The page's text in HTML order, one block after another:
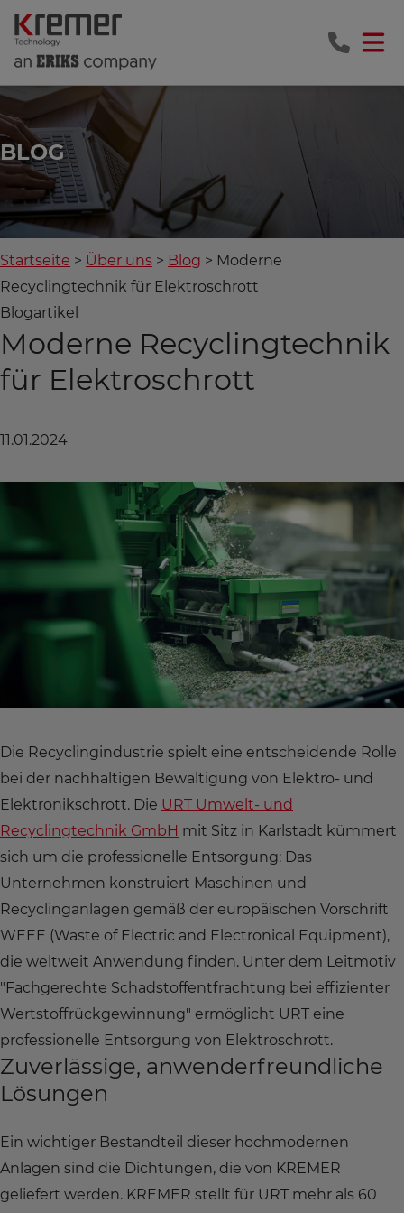
BLOG
Startseite Über uns Blog
Moderne
Recyclingtechnik für Elektroschrott
Blogartikel
Moderne Recyclingtechnik
für Elektroschrott
11.01.2024
Die Recyclingindustrie spielt eine entscheidende Rolle
bei der nachhaltigen Bewältigung von Elektro- und
Elektronikschrott. Die URT Umwelt- und
Recyclingtechnik GmbH mit Sitz in Karlstadt kümmert
sich um die professionelle Entsorgung: Das
Unternehmen konstruiert Maschinen und
Recyclinganlagen gemäß der europäischen Vorschrift
WEEE (Waste of Electric and Electronical Equipment),
die weltweit Anwendung finden. Unter dem Leitmotiv
"Fachgerechte Schadstoffentfrachtung bei effizienter
Wertstoffrückgewinnung" ermöglicht URT eine
professionelle Entsorgung von Elektroschrott.
Zuverlässige, anwenderfreundliche
Lösungen
Ein wichtiger Bestandteil dieser hochmodernen
Anlagen sind die Dichtungen, die von KREMER
geliefert werden. KREMER stellt für URT mehr als 60